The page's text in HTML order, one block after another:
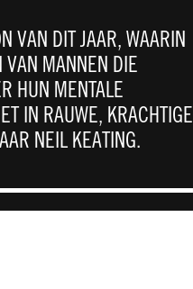
VAN DIT JAAR, WAARIN
VAN MANNEN DIE
HUN MENTALE
IN RAUWE, KRACHTIGE
NEIL KEATING.